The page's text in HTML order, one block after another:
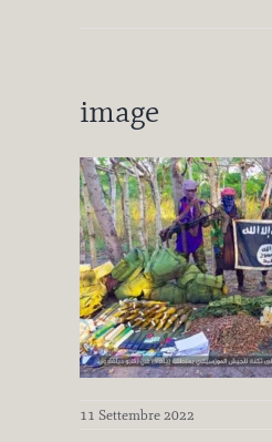
image
11 Settembre 2022